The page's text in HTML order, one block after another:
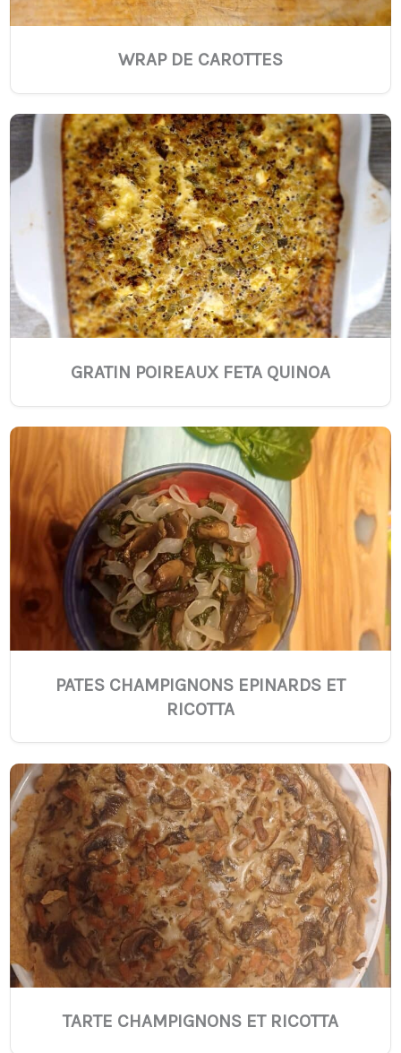
WRAP DE CAROTTES
GRATIN POIREAUX FETA QUINOA
PATES CHAMPIGNONS EPINARDS ET
RICOTTA
TARTE CHAMPIGNONS ET RICOTTA